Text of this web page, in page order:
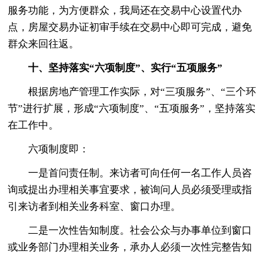
服务功能，为方便群众，我局还在交易中心设置代办
点，房屋交易办证初审手续在交易中心即可完成，避免
群众来回往返。
十、坚持落实“六项制度”、实行“五项服务”
根据房地产管理工作实际，对“三项服务”、“三个环
节”进行扩展，形成“六项制度”、“五项服务”，坚持落实
在工作中。
六项制度即：
一是首问责任制。来访者可向任何一名工作人员咨
询或提出办理相关事宜要求，被询问人员必须受理或指
引来访者到相关业务科室、窗口办理。
二是一次性告知制度。社会公众与办事单位到窗口
或业务部门办理相关业务，承办人必须一次性完整告知